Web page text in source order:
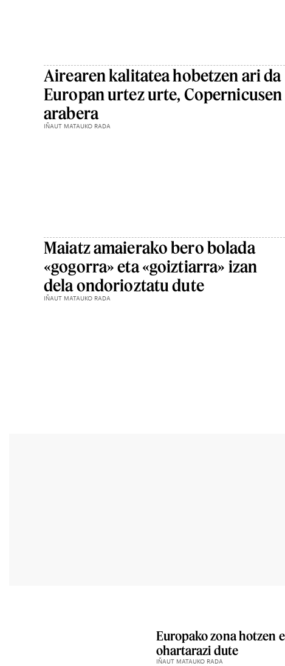
Airearen kalitatea hobetzen ari da
Europan urtez urte, Copernicusen
arabera
IÑAUT MATAUKO RADA
Maiatz amaierako bero bolada
«gogorra» eta «goiztiarra» izan
dela ondorioztatu dute
IÑAUT MATAUKO RADA
Europako zona hotzen
ohartarazi dute
IÑAUT MATAUKO RADA